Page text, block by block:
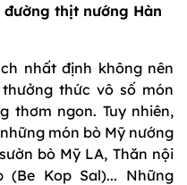
đường thịt nướng Hàn
nhất định không nên
thức vô số món
thơm ngon. Tuy nhiên,
món bò Mỹ nướng
bò Mỹ LA, Thăn nội
Kop Sal)... Những